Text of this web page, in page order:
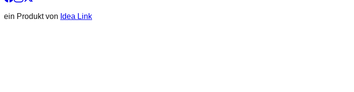
ein Produkt von Idea Link